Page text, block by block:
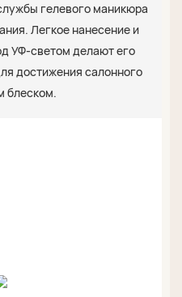
гелевого маникюра
Легкое нанесение и
УФ-светом делают его
достижения салонного
блеском.